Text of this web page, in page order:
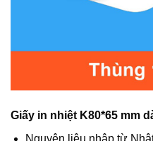
Giấy in nhiệt K80*65 mm
Nguyên liệu nhập từ